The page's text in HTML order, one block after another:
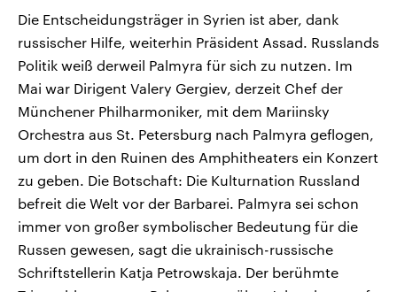
Die Entscheidungsträger in Syrien ist aber, dank
russischer Hilfe, weiterhin Präsident Assad. Russlands
Politik weiß derweil Palmyra für sich zu nutzen. Im
Mai war Dirigent Valery Gergiev, derzeit Chef der
Münchener Philharmoniker, mit dem Mariinsky
Orchestra aus St. Petersburg nach Palmyra geflogen,
um dort in den Ruinen des Amphitheaters ein Konzert
zu geben. Die Botschaft: Die Kulturnation Russland
befreit die Welt vor der Barbarei. Palmyra sei schon
immer von großer symbolischer Bedeutung für die
Russen gewesen, sagt die ukrainisch-russische
Schriftstellerin Katja Petrowskaja. Der berühmte